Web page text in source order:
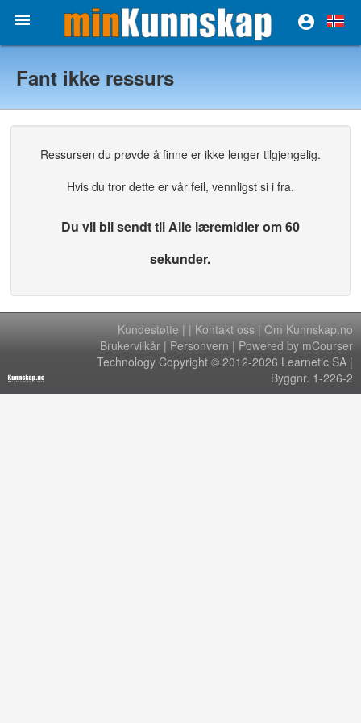


Fant ikke ressurs
Ressursen du prøvde å finne er ikke lenger tilgjengelig.
Hvis du tror dette er vår feil, vennligst si i fra.
Du vil bli sendt til Alle læremidler om 60
sekunder.
Kundestøtte | | Kontakt oss | Om Kunnskap.no
Brukervilkår | Personvern | Powered by mCourser
Technology Copyright © 2012-2026 Learnetic SA |
Byggnr. 1-226-2